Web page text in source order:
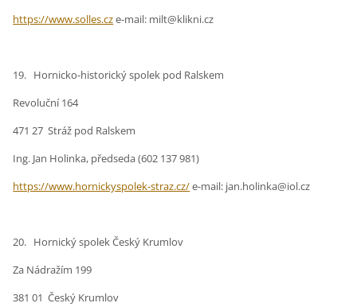
https://www.solles.cze-mail: milt@klikni.cz
19. Hornicko-historický spolek pod Ralskem
Revoluční 164
471 27 Stráž pod Ralskem
Ing. Jan Holinka, předseda (602 137 981)
https://www.hornickyspolek-straz.cz/e-mail: jan.holinka@iol.cz
20. Hornický spolek Český Krumlov
Za Nádražím 199
381 01 Český Krumlov